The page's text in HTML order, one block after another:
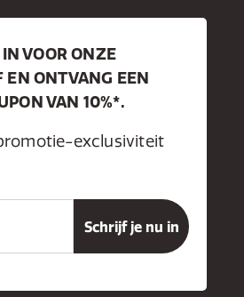
VOOR ONZE
EN ONTVANG EEN
VAN 10%*.
exclusiviteit